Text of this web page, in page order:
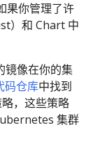
果你管理了许
）和 Chart 中
镜像在你的集
码仓库中找到
，这些策略
集群